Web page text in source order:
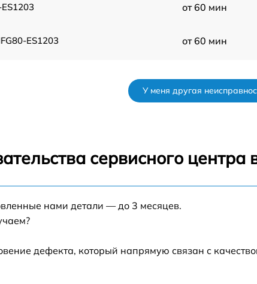
от 60 мин
ES1203 от 60 мин
MFG80-
У меня другая
сервисного центра
нами детали — до 3 месяцев.
дефекта, который напрямую связан с